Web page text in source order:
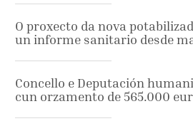
O proxecto da nova
un informe sanitario desde
Concello e Deputación
cun orzamento de 565.000